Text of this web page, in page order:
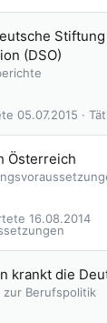
Stiftung
(DSO)
05.07.2015
Österreich
16.08.2014
krankt die
zur Berufspolitik